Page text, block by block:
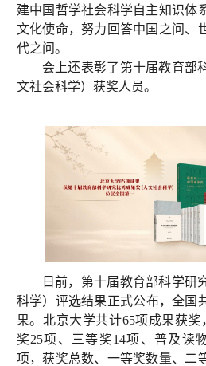
建中国哲学社会科学自主知识体
文化使命，努力回答中国之问、
代之问。
会上还表彰了第十届教育部
文社会科学）获奖人员。
日前，第十届教育部科学研
科学）评选结果正式公布，全国
果。北京大学共计65项成果获
奖25项、三等奖14项、普及读
项，获奖总数、一等奖数量、二